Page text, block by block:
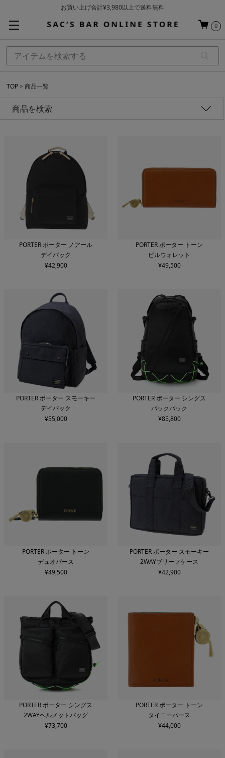
基本配送料 ¥550(沖縄・離島を除く)
お買い上げ合計¥3,980以上で送料無料
0
TOP 商品一覧
商品を検索
性別
価格
アイテム
カラー
新着順 価格高い順
PORTER ポーター ノアール
デイパック
¥42,900
PORTER ポーター トーン
ビルウォレット
¥49,500
PORTER ポーター スモーキー
デイパック
¥55,000
PORTER ポーター シングス
バックパック
¥85,800
PORTER ポーター トーン
デュオパース
¥49,500
PORTER ポーター スモーキー
2WAYブリーフケース
¥42,900
PORTER ポーター シングス
2WAYヘルメットバッグ
¥73,700
PORTER ポーター トーン
タイニーパース
¥44,000